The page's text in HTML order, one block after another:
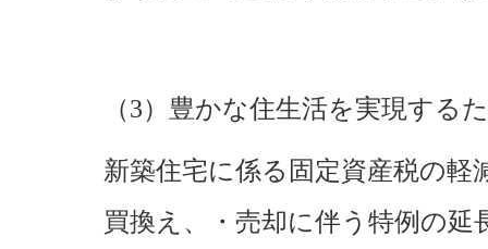
（3）豊かな住生活を実現する
新築住宅に係る固定資産税の軽
買換え、・売却に伴う特例の